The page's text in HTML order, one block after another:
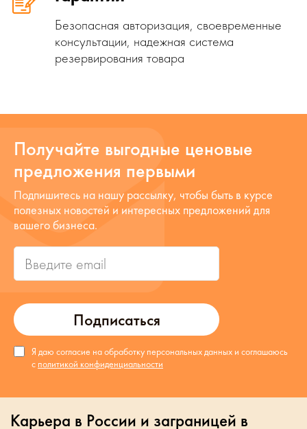
Безопасная авторизация, своевременные
консультации, надежная система
резервирования товара
Получайте выгодные ценовые
предложения первыми
Подписаться
Подпишитесь на нашу рассылку, чтобы быть в курсе
полезных новостей и интересных предложений для
вашего бизнеса.
Я даю согласие на обработку персональных данных и соглашаюсь
с политикой конфиденциальности
Карьера в России и заграницей в